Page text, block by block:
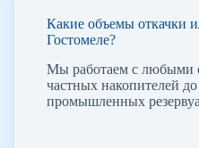
Какие объемы откачки
Гостомеле?
Мы работаем с любыми
частных накопителей
промышленных